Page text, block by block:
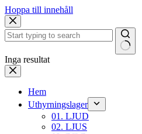
Hoppa till innehåll
Inga resultat
Hem
Uthyrningslager
01. LJUD
02. LJUS